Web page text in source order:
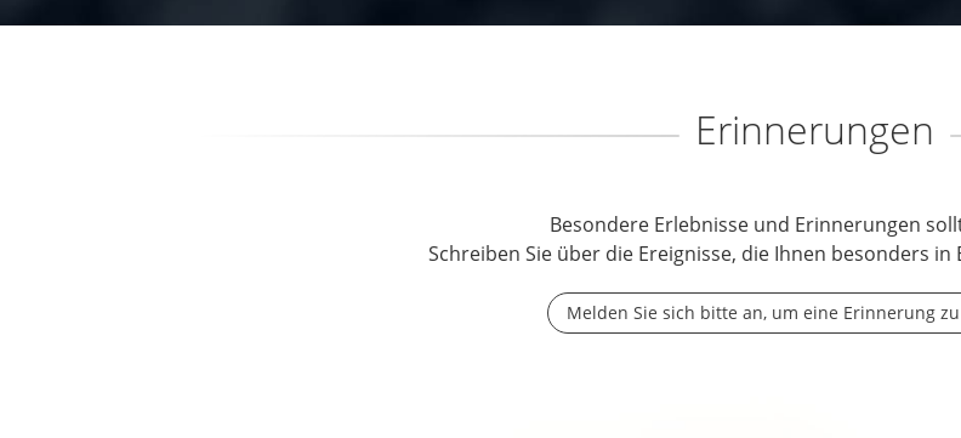
Erinnerungen
Besondere Erlebnisse und Erinnerungen
Schreiben Sie über die Ereignisse, die Ihnen besonders
Melden Sie sich bitte an, um eine Erinnerung